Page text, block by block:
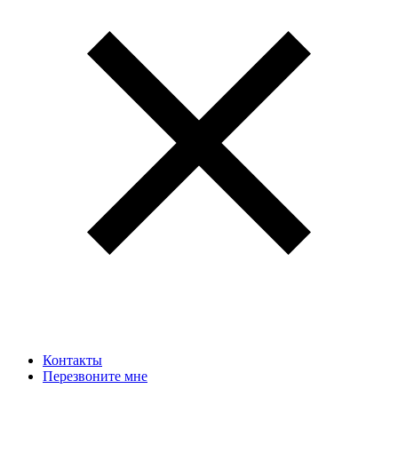
Контакты
Перезвоните мне